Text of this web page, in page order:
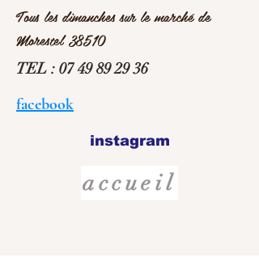
Tous les dimanches sur le marché de
Morestel 38510
facebook
TEL : 07 49 89 29 36
instagram
accueil